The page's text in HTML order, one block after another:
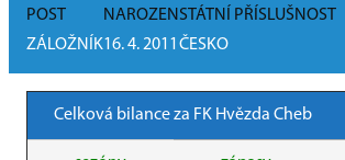
POST
ZÁLOŽNÍK
NAROZEN
16. 4. 2011
STÁTNÍ PŘÍSLUŠNOST
ČESKO
Celková bilance za FK Hvězda Cheb